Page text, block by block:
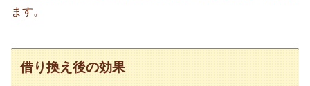
ます。
借り換え後の効果